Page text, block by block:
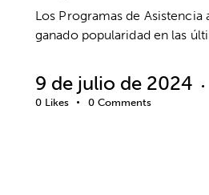
Los Programas de Asistencia
ganado popularidad en las
9 de julio de 2024
0 Likes 0 Comments